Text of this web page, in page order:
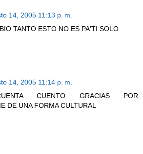
14, 2005 11:13 p. m.
TANTO ESTO NO ES PA'TI SOLO
14, 2005 11:14 p. m.
CUENTO GRACIAS POR
DE UNA FORMA CULTURAL